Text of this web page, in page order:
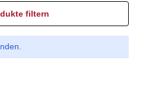
filtern